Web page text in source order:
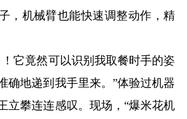
，机械臂也能快速调整动作，精
竟然可以识别我取餐时手的姿
确地递到我手里来。”体验过机器
立攀连连感叹。 现场，“爆米花机